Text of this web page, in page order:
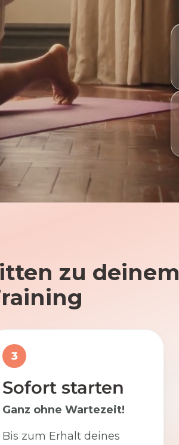
(DiGA)
zu deinem
3
Sofort starten
Ganz ohne Wartezeit!
Bis zum Erhalt deines